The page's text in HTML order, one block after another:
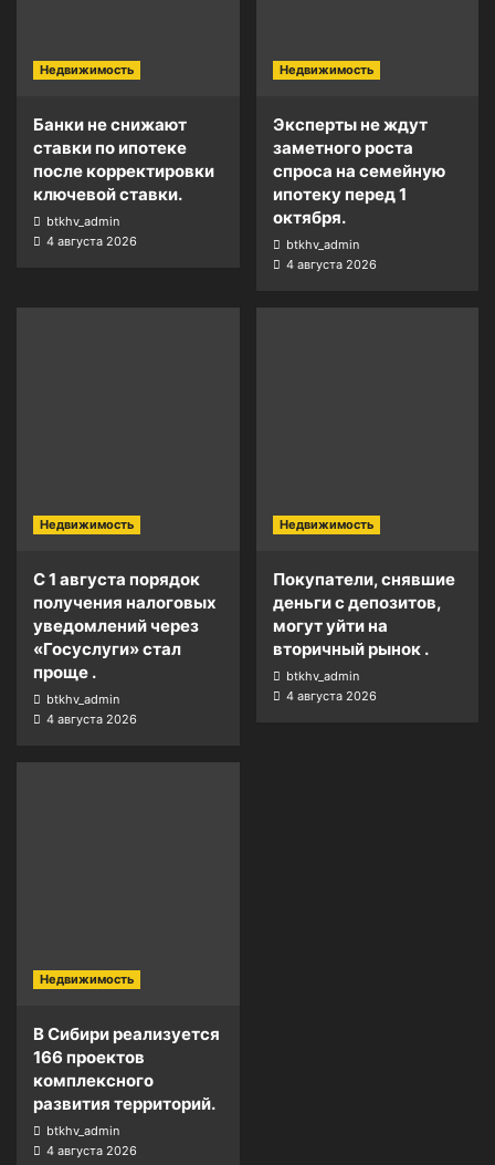
Недвижимость
Банки не снижают
ставки по ипотеке
после корректировки
ключевой ставки.
btkhv_admin
4 августа 2026
Недвижимость
Эксперты не ждут
заметного роста
спроса на семейную
ипотеку перед 1
октября.
btkhv_admin
4 августа 2026
Недвижимость
С 1 августа порядок
получения налоговых
уведомлений через
«Госуслуги» стал
проще .
btkhv_admin
4 августа 2026
Недвижимость
Покупатели, снявшие
деньги с депозитов,
могут уйти на
вторичный рынок .
btkhv_admin
4 августа 2026
Недвижимость
В Сибири реализуется
166 проектов
комплексного
развития территорий.
btkhv_admin
4 августа 2026